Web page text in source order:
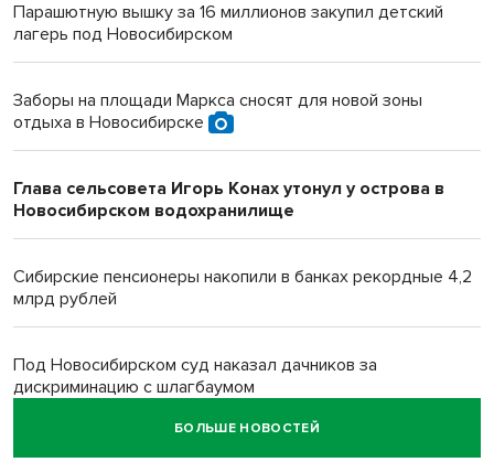
Парашютную вышку за 16 миллионов закупил детский
лагерь под Новосибирском
Заборы на площади Маркса сносят для новой зоны
отдыха в Новосибирске
Глава сельсовета Игорь Конах утонул у острова в
Новосибирском водохранилище
Сибирские пенсионеры накопили в банках рекордные 4,2
млрд рублей
Под Новосибирском суд наказал дачников за
дискриминацию с шлагбаумом
БОЛЬШЕ НОВОСТЕЙ